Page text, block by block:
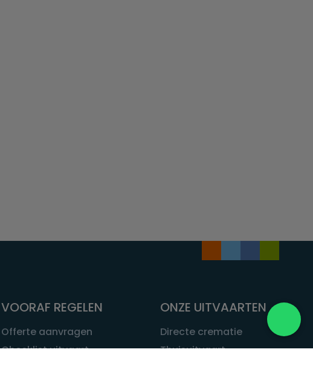
VOORAF REGELEN
Offerte aanvragen
Checklist uitvaart
ONZE UITVAARTEN
Directe crematie
Thuisuitvaart